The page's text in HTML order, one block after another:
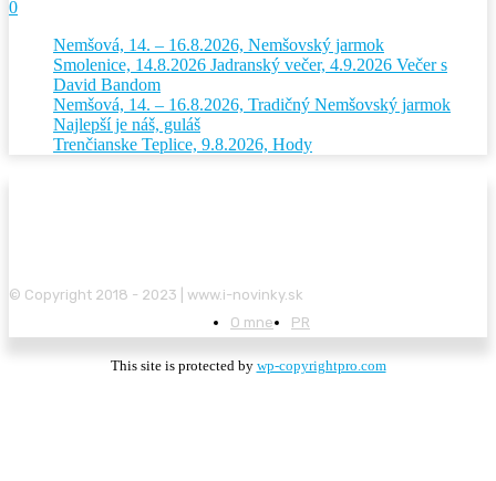
0
Nemšová, 14. – 16.8.2026, Nemšovský jarmok
Smolenice, 14.8.2026 Jadranský večer, 4.9.2026 Večer s
David Bandom
Nemšová, 14. – 16.8.2026, Tradičný Nemšovský jarmok
Najlepší je náš, guláš
Trenčianske Teplice, 9.8.2026, Hody
© Copyright 2018 - 2023 | www.i-novinky.sk
O mne
PR
This site is protected by wp-copyrightpro.com